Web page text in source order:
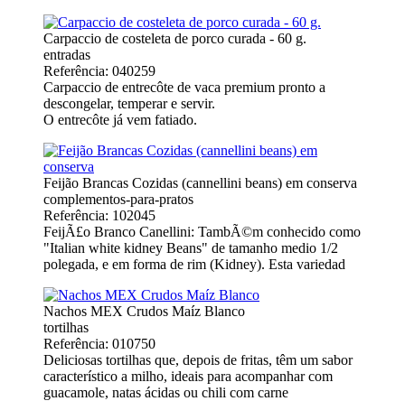
Carpaccio de costeleta de porco curada - 60 g.
entradas
Referência: 040259
Carpaccio de entrecôte de vaca premium pronto a
descongelar, temperar e servir.
O entrecôte já vem fatiado.
Feijão Brancas Cozidas (cannellini beans) em conserva
complementos-para-pratos
Referência: 102045
FeijÃ£o Branco Canellini: TambÃ©m conhecido como
"Italian white kidney Beans" de tamanho medio 1/2
polegada, e em forma de rim (Kidney). Esta variedad
Nachos MEX Crudos Maíz Blanco
tortilhas
Referência: 010750
Deliciosas tortilhas que, depois de fritas, têm um sabor
característico a milho, ideais para acompanhar com
guacamole, natas ácidas ou chili com carne